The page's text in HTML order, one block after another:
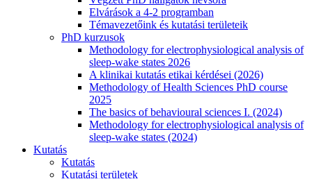
Elvárások a 4-2 programban
Témavezetőink és kutatási területeik
PhD kurzusok
Methodology for electrophysiological analysis of
sleep-wake states 2026
A klinikai kutatás etikai kérdései (2026)
Methodology of Health Sciences PhD course
2025
The basics of behavioural sciences I. (2024)
Methodology for electrophysiological analysis of
sleep-wake states (2024)
Kutatás
Kutatás
Kutatási területek